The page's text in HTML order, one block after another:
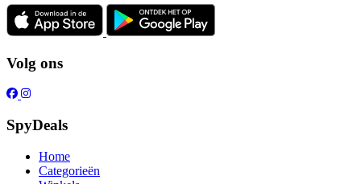
Volg ons
SpyDeals
Home
Categorieën